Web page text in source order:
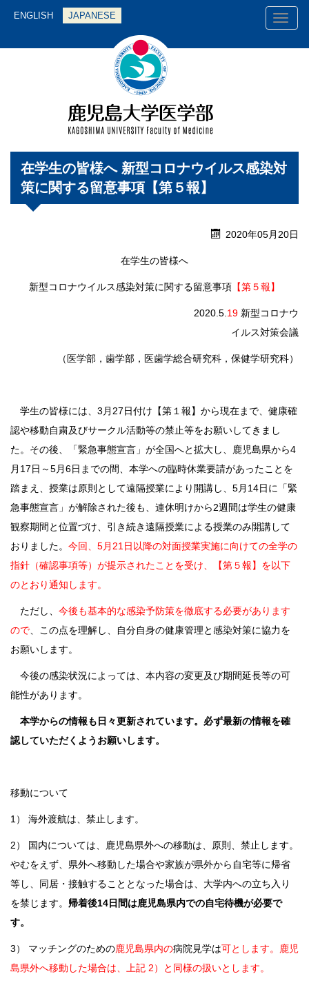
ENGLISH JAPANESE
在学生の皆様へ 新型コロナウイルス感染対
策に関する留意事項【第５報】
2020年05月20日
在学生の皆様へ
新型コロナウイルス感染対策に関する留意事項 【第５報】
2020.5. 19 新型コロナウ
イルス対策会議
（医学部，歯学部，医歯学総合研究科，保健学研究科）
学生の皆様には、3月27日付け【第１報】から現在まで、健康確
認や移動自粛及びサークル活動等の禁止等をお願いしてきまし
た。その後、「緊急事態宣言」が全国へと拡大し、鹿児島県から4
月17日～5月6日までの間、本学への臨時休業要請があったことを
踏まえ、授業は原則として遠隔授業により開講し、5月14日に「緊
急事態宣言」が解除された後も、連休明けから2週間は学生の健康
観察期間と位置づけ、引き続き遠隔授業による授業のみ開講して
おりました。 今回、5月21日以降の対面授業実施に向けての全学の
指針（確認事項等）が提示されたことを受け、【第５報】を以下
のとおり通知します。
ただし、 今後も基本的な感染予防策を徹底する必要があります
ので 、この点を理解し、自分自身の健康管理と感染対策に協力を
お願いします。
今後の感染状況によっては、本内容の変更及び期間延長等の可
能性があります。
本学からの情報も日々更新されています。必ず最新の情報を確
認していただくようお願いします。
移動について
1） 海外渡航は、禁止します。
2） 国内については、鹿児島県外への移動は、原則、禁止します。
やむをえず、県外へ移動した場合や家族が県外から自宅等に帰省
等し、同居・接触することとなった場合は、大学内への立ち入り
を禁じます。 帰着後14日間は鹿児島県内での自宅待機が必要で
す。
3） マッチングのための鹿児島県内の病院見学は可とします。鹿児
島県外へ移動した場合は、上記 2）と同様の扱いとします。